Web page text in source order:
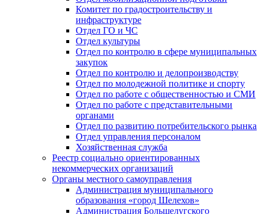
Комитет по градостроительству и
инфраструктуре
Отдел ГО и ЧС
Отдел культуры
Отдел по контролю в сфере муниципальных
закупок
Отдел по контролю и делопроизводству
Отдел по молодежной политике и спорту
Отдел по работе с общественностью и СМИ
Отдел по работе с представительными
органами
Отдел по развитию потребительского рынка
Отдел управления персоналом
Хозяйственная служба
Реестр социально ориентированных
некоммерческих организаций
Органы местного самоуправления
Администрация муниципального
образования «город Шелехов»
Администрация Большелугского